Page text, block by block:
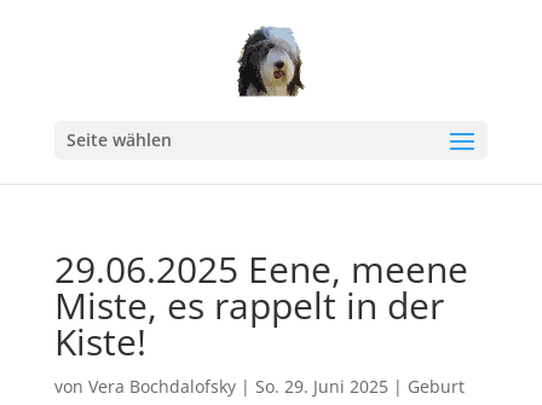
Seite wählen
29.06.2025 Eene, meene
Miste, es rappelt in der
Kiste!
von Vera Bochdalofsky| So. 29. Juni 2025| Geburt